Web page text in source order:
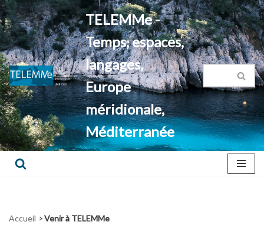
Aller
au
contenu
TELEMMe -
Temps, espaces,
langages,
Europe
méridionale,
Méditerranée
Accueil >Venir à TELEMMe